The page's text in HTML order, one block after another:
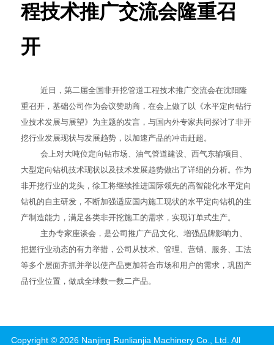
程技术推广交流会隆重召
开
近日，第二届全国非开挖管道工程技术推广交流会在沈阳隆
重召开，基础公司作为会议赞助商，在会上做了以《水平定向钻行
业技术发展与展望》为主题的发言，与国内外专家共同探讨了非开
挖行业发展现状与发展趋势，以加速产品的冲击赶超。
会上对大吨位定向钻市场、油气管道建设、西气东输项目、
大型定向钻机技术现状以及技术发展趋势做出了详细的分析。作为
非开挖行业的龙头，徐工将继续推进国际领先的高智能化水平定向
钻机的自主研发，不断加强适应国内施工现状的水平定向钻机的生
产制造能力，满足各类非开挖施工的需求，实现订单式生产。
主办专家座谈会，是公司推广产品文化、增强品牌影响力、
把握行业动态的有力举措，公司从技术、管理、营销、服务、工法
等多个层面齐抓并举以使产品更加符合市场和用户的需求，巩固产
品行业位置，做成全球数一数二产品。
Copyright © 2026 Nanjing Runlianjia Machinery Co., Ltd. All